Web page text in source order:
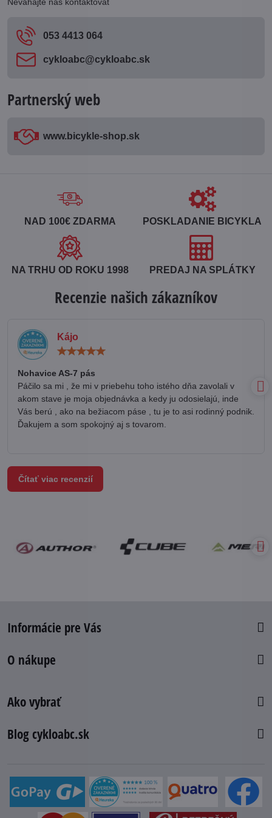
053 4413 064
cykloabc​@cykloabc​.sk
Partnerský web
www​.bicykle-shop​.sk
NAD 100€ ZDARMA POSKLADANIE BICYKLA
NA TRHU OD ROKU 1998 PREDAJ NA SPLÁTKY
Recenzie našich zákazníkov
Kájo
Nohavice AS-7 pás
Páčilo sa mi , že mi v priebehu toho istého dňa zavolali v
akom stave je moja objednávka a kedy ju odosielajú, inde
Vás berú , ako na bežiacom páse , tu je to asi rodinný podnik.
Ďakujem a som spokojný aj s tovarom.
Čítať viac recenzií
Informácie pre Vás
O nákupe
Ako vybrať
Blog cykloabc.sk